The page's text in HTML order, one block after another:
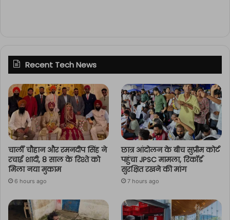
Recent Tech News
चार्ली चौहान और रमनदीप सिंह ने
रचाई शादी, 8 साल के रिश्ते को
मिला नया मुकाम
6 hours ago
छात्र आंदोलन के बीच सुप्रीम कोर्ट
पहुंचा JPSC मामला, रिकॉर्ड
सुरक्षित रखने की मांग
7 hours ago